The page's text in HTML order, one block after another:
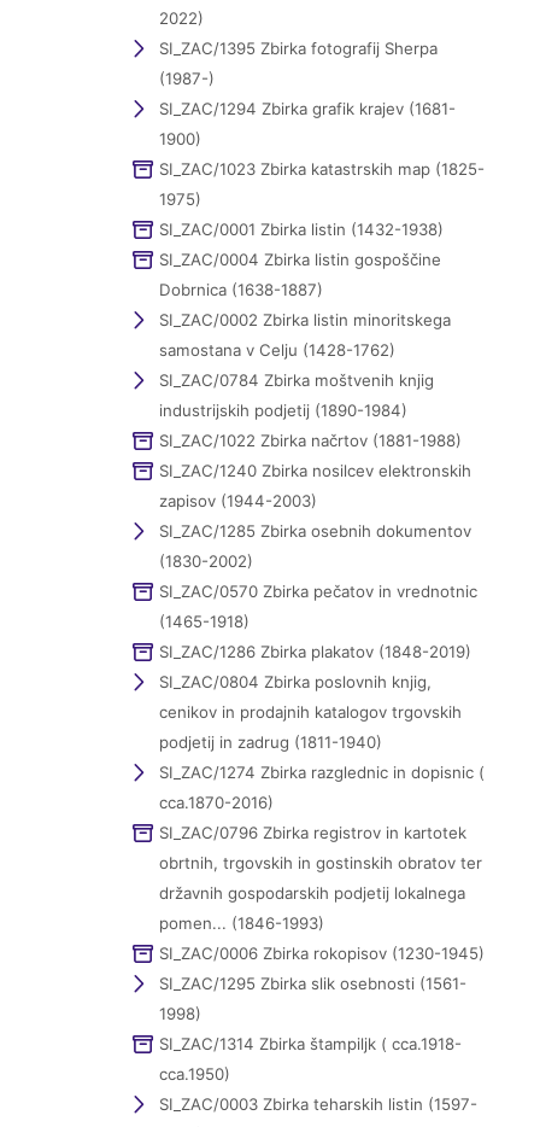
2022)
SI_ZAC/1395 Zbirka fotografij Sherpa
(1987-)
SI_ZAC/1294 Zbirka grafik krajev (1681-
1900)
SI_ZAC/1023 Zbirka katastrskih map (1825-
1975)
SI_ZAC/0001 Zbirka listin (1432-1938)
SI_ZAC/0004 Zbirka listin gospoščine
Dobrnica (1638-1887)
SI_ZAC/0002 Zbirka listin minoritskega
samostana v Celju (1428-1762)
SI_ZAC/0784 Zbirka moštvenih knjig
industrijskih podjetij (1890-1984)
SI_ZAC/1022 Zbirka načrtov (1881-1988)
SI_ZAC/1240 Zbirka nosilcev elektronskih
zapisov (1944-2003)
SI_ZAC/1285 Zbirka osebnih dokumentov
(1830-2002)
SI_ZAC/0570 Zbirka pečatov in vrednotnic
(1465-1918)
SI_ZAC/1286 Zbirka plakatov (1848-2019)
SI_ZAC/0804 Zbirka poslovnih knjig,
cenikov in prodajnih katalogov trgovskih
podjetij in zadrug (1811-1940)
SI_ZAC/1274 Zbirka razglednic in dopisnic (
cca.1870-2016)
SI_ZAC/0796 Zbirka registrov in kartotek
obrtnih, trgovskih in gostinskih obratov ter
državnih gospodarskih podjetij lokalnega
pomen... (1846-1993)
SI_ZAC/0006 Zbirka rokopisov (1230-1945)
SI_ZAC/1295 Zbirka slik osebnosti (1561-
1998)
SI_ZAC/1314 Zbirka štampiljk ( cca.1918-
cca.1950)
SI_ZAC/0003 Zbirka teharskih listin (1597-